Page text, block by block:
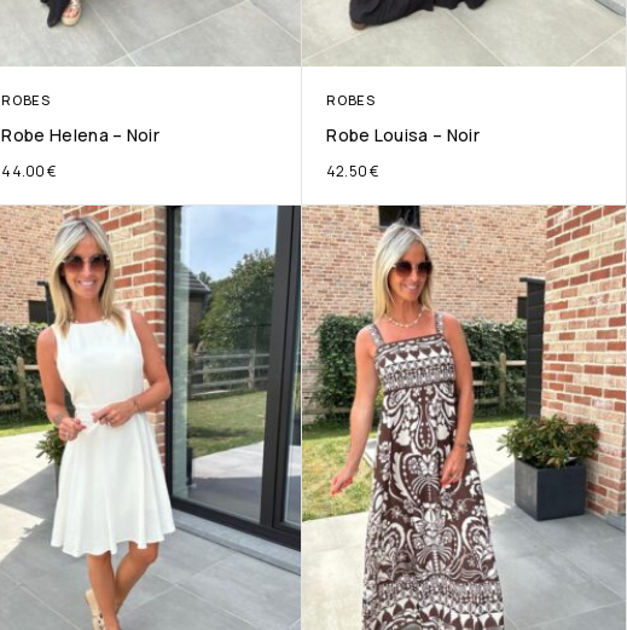
ROBES
Robe Helena – Noir
44.00€
ROBES
Robe Louisa – Noir
42.50€